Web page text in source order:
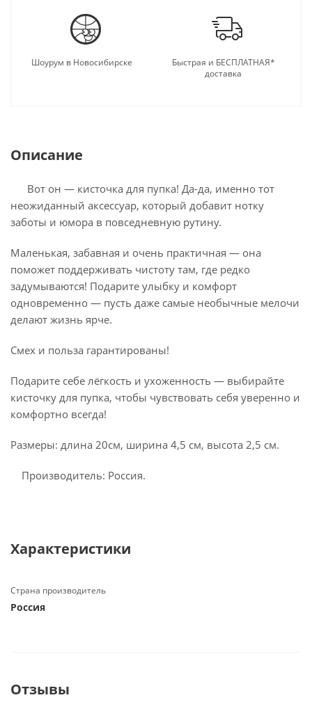
Шоурум в Новосибирске
Быстрая и БЕСПЛАТНАЯ*
доставка
Описание
Вот он — кисточка для пупка! Да-да, именно тот
неожиданный аксессуар, который добавит нотку
заботы и юмора в повседневную рутину.
Маленькая, забавная и очень практичная — она
поможет поддерживать чистоту там, где редко
задумываются! Подарите улыбку и комфорт
одновременно — пусть даже самые необычные мелочи
делают жизнь ярче.
Смех и польза гарантированы!
Подарите себе лёгкость и ухоженность — выбирайте
кисточку для пупка, чтобы чувствовать себя уверенно и
комфортно всегда!
Размеры: длина 20см, ширина 4,5 см, высота 2,5 см.
Производитель: Россия.
Характеристики
Страна производитель
Россия
Отзывы